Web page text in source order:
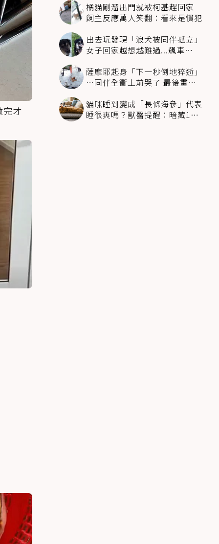
完才
橘貓剛溜出門就被柯基趕回家
飼主反應萬人笑翻：看來是慣犯
出去玩發現「浪犬被同伴孤立」
女子回家越想越難過...飆車
薩摩耶起身「下一秒倒地猝逝」
…同伴全衝上前哭了 最後畫面
貓咪睡到變成「長條海參」代表
睡很爽嗎？獸醫提醒：暗藏1種